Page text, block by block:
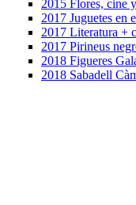
2015 Flores, cine
2017 Juguetes en
2017 Literatura +
2017 Pirineus
2018 Figueres
2018 Sabadell